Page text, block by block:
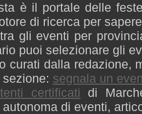
è il portale delle
di ricerca per
gli eventi per
puoi selezionare gli
curati dalla redazione,
segnala un
certificati di
di eventi,